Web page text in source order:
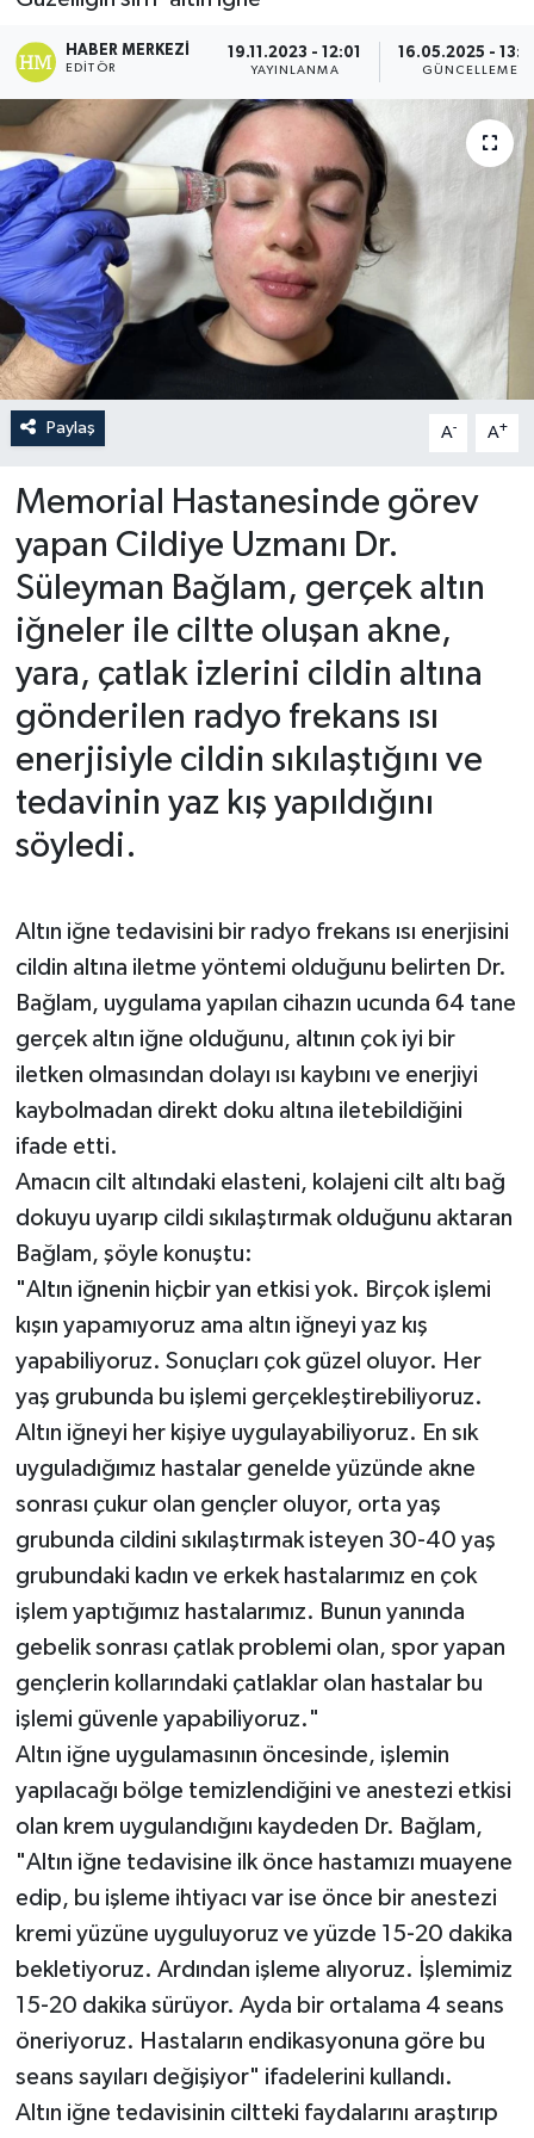
HABER MERKEZI
EDITÖR
19.11.2023 - 12:01
YAYINLANMA
16.05.2025 -
GÜNCELLEME
Paylaş A- A+
Memorial Hastanesinde görev
yapan Cildiye Uzmanı Dr.
Süleyman Bağlam, gerçek altın
iğneler ile ciltte oluşan akne,
yara, çatlak izlerini cildin altına
gönderilen radyo frekans ısı
enerjisiyle cildin sıkılaştığını ve
tedavinin yaz kış yapıldığını
söyledi.
Altın iğne tedavisini bir radyo frekans ısı enerjisini
cildin altına iletme yöntemi olduğunu belirten Dr.
Bağlam, uygulama yapılan cihazın ucunda 64 tane
gerçek altın iğne olduğunu, altının çok iyi bir
iletken olmasından dolayı ısı kaybını ve enerjiyi
kaybolmadan direkt doku altına iletebildiğini
ifade etti.
Amacın cilt altındaki elasteni, kolajeni cilt altı bağ
dokuyu uyarıp cildi sıkılaştırmak olduğunu aktaran
Bağlam, şöyle konuştu:
"Altın iğnenin hiçbir yan etkisi yok. Birçok işlemi
kışın yapamıyoruz ama altın iğneyi yaz kış
yapabiliyoruz. Sonuçları çok güzel oluyor. Her
yaş grubunda bu işlemi gerçekleştirebiliyoruz.
Altın iğneyi her kişiye uygulayabiliyoruz. En sık
uyguladığımız hastalar genelde yüzünde akne
sonrası çukur olan gençler oluyor, orta yaş
grubunda cildini sıkılaştırmak isteyen 30-40 yaş
grubundaki kadın ve erkek hastalarımız en çok
işlem yaptığımız hastalarımız. Bunun yanında
gebelik sonrası çatlak problemi olan, spor yapan
gençlerin kollarındaki çatlaklar olan hastalar bu
işlemi güvenle yapabiliyoruz."
Altın iğne uygulamasının öncesinde, işlemin
yapılacağı bölge temizlendiğini ve anestezi etkisi
olan krem uygulandığını kaydeden Dr. Bağlam,
"Altın iğne tedavisine ilk önce hastamızı muayene
edip, bu işleme ihtiyacı var ise önce bir anestezi
kremi yüzüne uyguluyoruz ve yüzde 15-20 dakika
bekletiyoruz. Ardından işleme alıyoruz. İşlemimiz
15-20 dakika sürüyor. Ayda bir ortalama 4 seans
öneriyoruz. Hastaların endikasyonuna göre bu
seans sayıları değişiyor" ifadelerini kullandı.
Altın iğne tedavisinin ciltteki faydalarını araştırıp